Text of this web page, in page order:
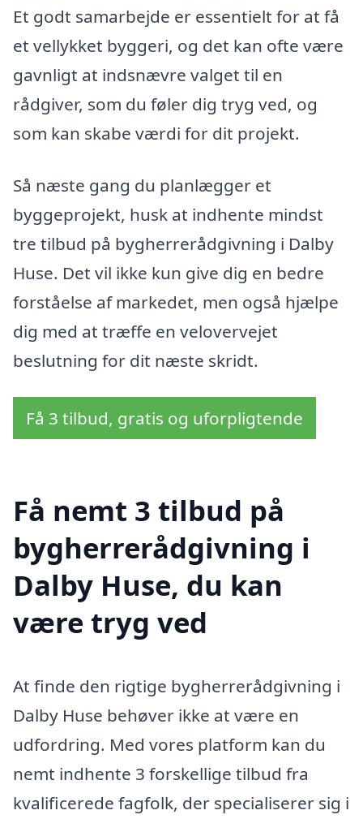
Et godt samarbejde er essentielt for at få
et vellykket byggeri, og det kan ofte være
gavnligt at indsnævre valget til en
rådgiver, som du føler dig tryg ved, og
som kan skabe værdi for dit projekt.
Så næste gang du planlægger et
byggeprojekt, husk at indhente mindst
tre tilbud på bygherrerådgivning i Dalby
Huse. Det vil ikke kun give dig en bedre
forståelse af markedet, men også hjælpe
dig med at træffe en velovervejet
beslutning for dit næste skridt.
Få 3 tilbud, gratis og uforpligtende
Få nemt 3 tilbud på
bygherrerådgivning i
Dalby Huse, du kan
være tryg ved
At finde den rigtige bygherrerådgivning i
Dalby Huse behøver ikke at være en
udfordring. Med vores platform kan du
nemt indhente 3 forskellige tilbud fra
kvalificerede fagfolk, der specialiserer sig i